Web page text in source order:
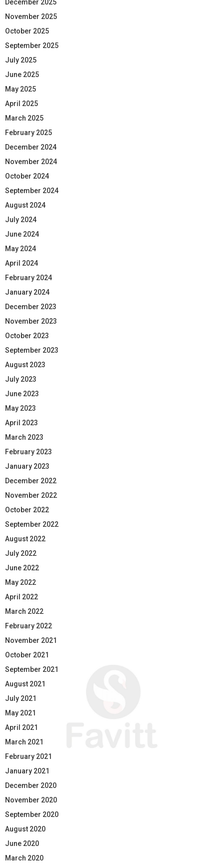
December 2025
November 2025
October 2025
September 2025
July 2025
June 2025
May 2025
April 2025
March 2025
February 2025
December 2024
November 2024
October 2024
September 2024
August 2024
July 2024
June 2024
May 2024
April 2024
February 2024
January 2024
December 2023
November 2023
October 2023
September 2023
August 2023
July 2023
June 2023
May 2023
April 2023
March 2023
February 2023
January 2023
December 2022
November 2022
October 2022
September 2022
August 2022
July 2022
June 2022
May 2022
April 2022
March 2022
February 2022
November 2021
October 2021
September 2021
August 2021
July 2021
May 2021
April 2021
March 2021
February 2021
January 2021
December 2020
November 2020
September 2020
August 2020
June 2020
March 2020